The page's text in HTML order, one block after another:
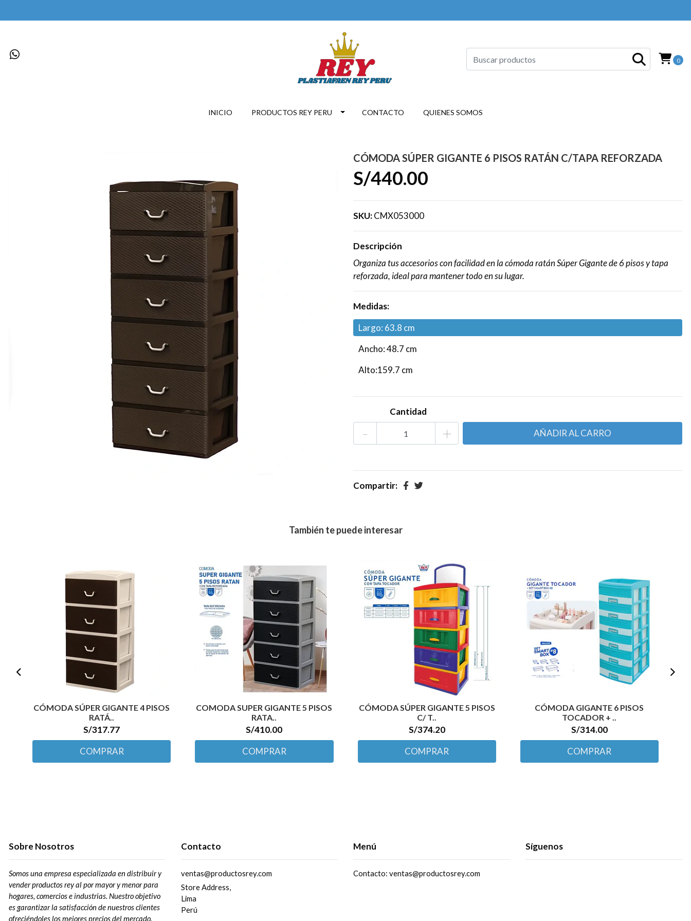
0
INICIO PRODUCTOS REY PERU CONTACTO QUIENES SOMOS
CÓMODA SÚPER GIGANTE 6 PISOS RATÁN C/TAPA REFORZADA
S/440.00
SKU:CMX053000
Descripción
Organiza tus accesorios con facilidad en la cómoda ratán Súper Gigante de 6 pisos y tapa
reforzada, ideal para mantener todo en su lugar.
Medidas:
Largo: 63.8 cm
Ancho: 48.7 cm
Alto:159.7 cm
Cantidad
- +
Compartir:
También te puede interesar
CÓMODA SÚPER GIGANTE 4 PISOS
RATÁ..
S/317.77
COMPRAR
COMODA SUPER GIGANTE 5 PISOS
RATA..
S/410.00
COMPRAR
CÓMODA SÚPER GIGANTE 5 PISOS
C/ T..
S/374.20
COMPRAR
CÓMODA GIGANTE 6 PISOS
TOCADOR + ..
S/314.00
COMPRAR
Sobre Nosotros
Somos una empresa especializada en distribuir y
vender productos rey al por mayor y menor para
hogares, comercios e industrias. Nuestro objetivo
es garantizar la satisfacción de nuestros clientes
ofreciéndoles los mejores precios del mercado.
Contacto
ventas@productosrey.com
Store Address,
Lima
Perú
Menú
Contacto: ventas@productosrey.com
Síguenos